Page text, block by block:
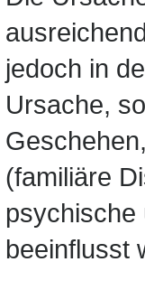
jedoch in
Ursache,
(familiäre
psychische
beeinflusst